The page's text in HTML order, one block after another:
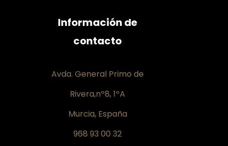
Información de
contacto
Avda. General Primo de
Rivera,nº8, 1ºA
Murcia, España
968 93 00 32